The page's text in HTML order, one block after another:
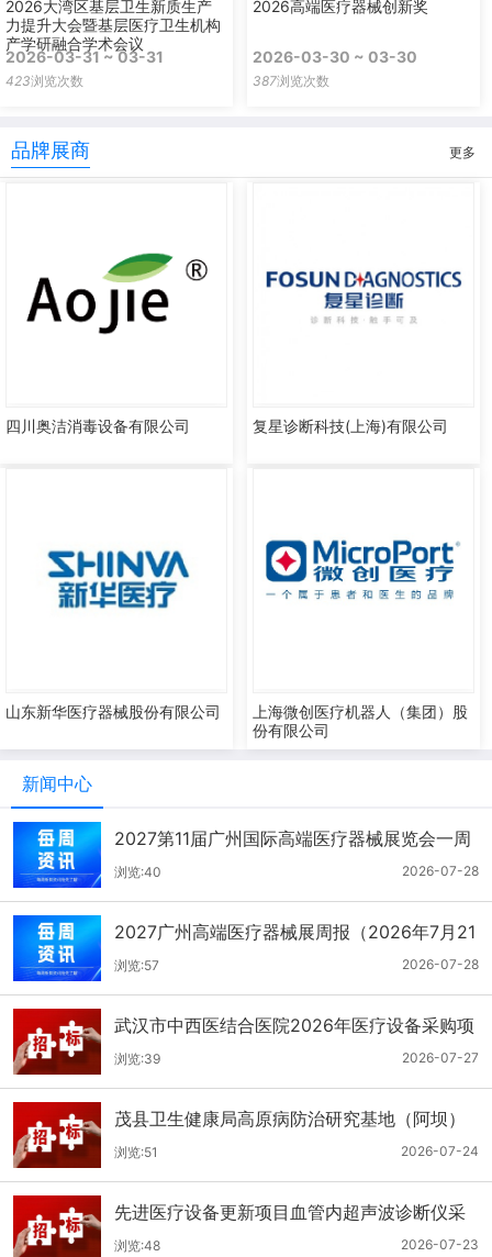
2026大湾区基层卫生新质生产
力提升大会暨基层医疗卫生机构
产学研融合学术会议
2026-03-31 ~ 03-31
423浏览次数
2026高端医疗器械创新奖
2026-03-30 ~ 03-30
387浏览次数
品牌展商 更多
四川奥洁消毒设备有限公司 复星诊断科技(上海)有限公司
山东新华医疗器械股份有限公司
上海微创医疗机器人（集团）股
份有限公司
新闻中心
2027第11届广州国际高端医疗器械展览会一周
报（7.22-7.28）
2026-07-28
浏览:40
2027广州高端医疗器械展周报（2026年7月21
-27日）
2026-07-28
浏览:57
武汉市中西医结合医院2026年医疗设备采购项
目三十三公开招标公告
2026-07-27
浏览:39
茂县卫生健康局高原病防治研究基地（阿坝）
手术、急救及生命支持类医疗设备购置项目招
标公告
2026-07-24
浏览:51
先进医疗设备更新项目血管内超声波诊断仪采
购（三次）公开招标公告
2026-07-23
浏览:48